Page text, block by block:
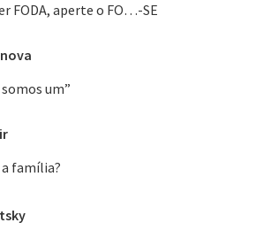
FODA, aperte o FO…-SE
um”
família?